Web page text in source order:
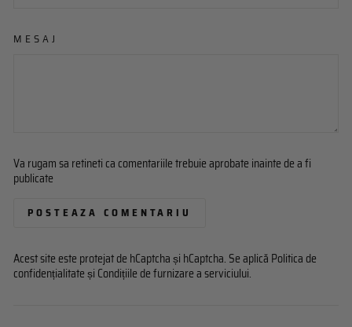
MESAJ
Va rugam sa retineti ca comentariile trebuie aprobate inainte de a fi
publicate
POSTEAZA COMENTARIU
Acest site este protejat de hCaptcha și hCaptcha. Se aplică Politica de
confidențialitateși Condițiile de furnizare a serviciului.